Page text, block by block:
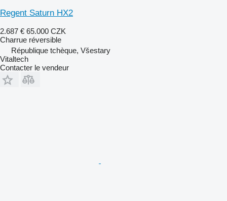
Regent Saturn HX2
2.687 € 65.000 CZK
Charrue réversible
République tchèque, Všestary
Vitaltech
Contacter le vendeur